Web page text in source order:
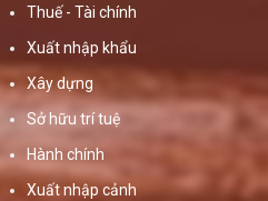
Thuế - Tài chính
Xuất nhập khẩu
Xây dựng
Sở hữu trí tuệ
Hành chính
Xuất nhập cảnh